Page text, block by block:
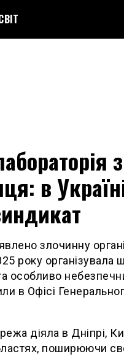
в
злочинну
року
особливо
в Офісі
діяла в Дніпрі,
поширюючи